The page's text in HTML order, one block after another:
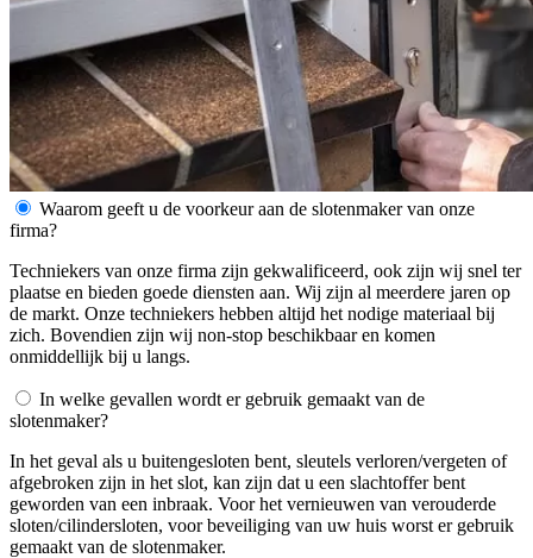
Waarom geeft u de voorkeur aan de slotenmaker van onze
firma?
Techniekers van onze firma zijn gekwalificeerd, ook zijn wij snel ter
plaatse en bieden goede diensten aan. Wij zijn al meerdere jaren op
de markt. Onze techniekers hebben altijd het nodige materiaal bij
zich. Bovendien zijn wij non-stop beschikbaar en komen
onmiddellijk bij u langs.
In welke gevallen wordt er gebruik gemaakt van de
slotenmaker?
In het geval als u buitengesloten bent, sleutels verloren/vergeten of
afgebroken zijn in het slot, kan zijn dat u een slachtoffer bent
geworden van een inbraak. Voor het vernieuwen van verouderde
sloten/cilindersloten, voor beveiliging van uw huis worst er gebruik
gemaakt van de slotenmaker.